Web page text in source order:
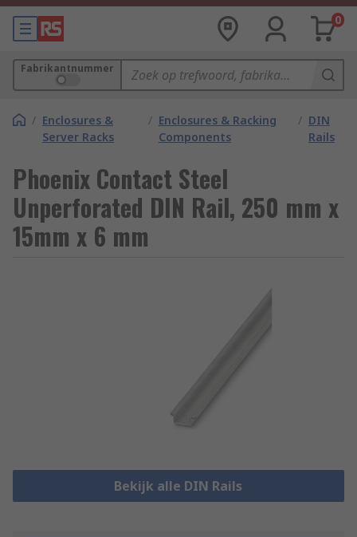
0
Fabrikantnummer
/ Enclosures &
Server Racks
/ Enclosures & Racking
Components
/ DIN
Rails
Phoenix Contact Steel
Unperforated DIN Rail, 250 mm x
15mm x 6 mm
Bekijk alle DIN Rails